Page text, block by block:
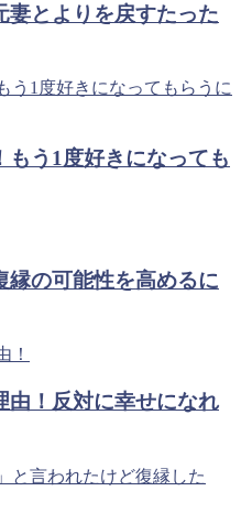
妻とよりを戻すたった
もう1度好きになっても
縁の可能性を高めるに
由！反対に幸せになれ